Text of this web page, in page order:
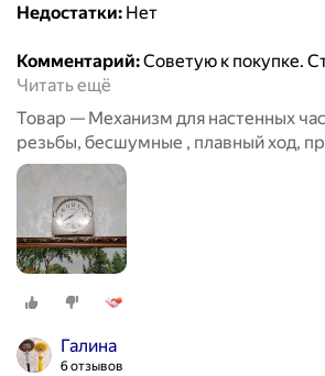
Недостатки: Нет
Комментарий:Советую к покупке.
Читать ещё
Товар — Механизм для настенных
резьбы, бесшумные , плавный ход,
класса, размер 8мм
Галина
6 отзывов